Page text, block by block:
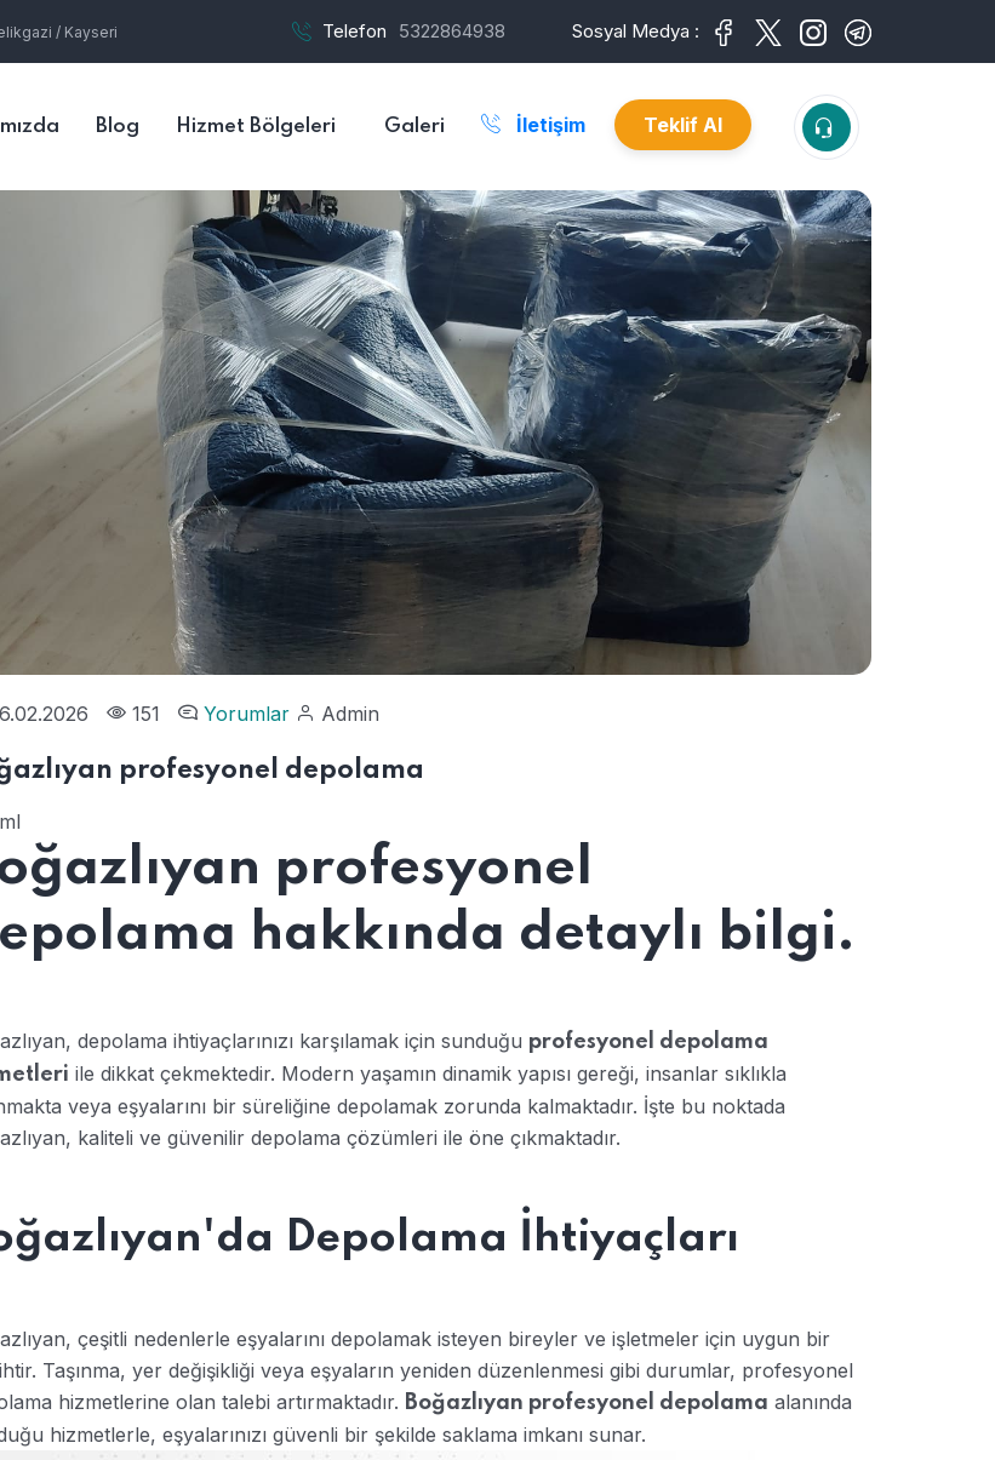
/ Kayseri Telefon 5322864938 Sosyal Medya :
Blog Hizmet Bölgeleri Galeri İletişim Teklif Al
151 Yorumlar Admin
profesyonel depolama
profesyonel
hakkında detaylı bilgi.
depolama ihtiyaçlarınızı karşılamak için sunduğu profesyonel depolama
ile dikkat çekmektedir. Modern yaşamın dinamik yapısı gereği, insanlar sıklıkla
veya eşyalarını bir süreliğine depolamak zorunda kalmaktadır. İşte bu noktada
kaliteli ve güvenilir depolama çözümleri ile öne çıkmaktadır.
Depolama İhtiyaçları
çeşitli nedenlerle eşyalarını depolamak isteyen bireyler ve işletmeler için uygun bir
Taşınma, yer değişikliği veya eşyaların yeniden düzenlenmesi gibi durumlar, profesyonel
hizmetlerine olan talebi artırmaktadır. Boğazlıyan profesyonel depolama alanında
hizmetlerle, eşyalarınızı güvenli bir şekilde saklama imkanı sunar.